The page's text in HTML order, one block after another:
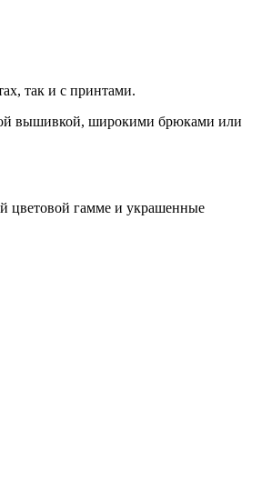
так и с принтами.
вышивкой, широкими брюками или
цветовой гамме и украшенные